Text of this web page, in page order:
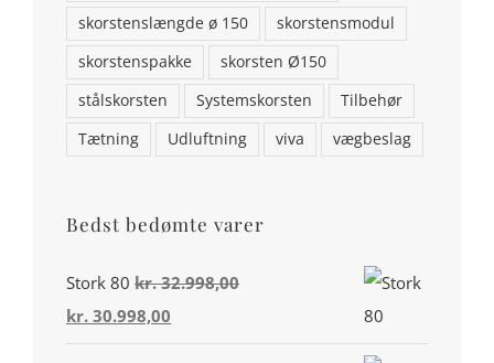
skorstenslængde ø 150
skorstensmodul
skorstenspakke
skorsten Ø150
stålskorsten
Systemskorsten
Tilbehør
Tætning
Udluftning viva vægbeslag
Bedst bedømte varer
Stork 80 kr.32.998,00
Den
oprindelige
kr. 30.998,00
aktuelle
Din konto
Miljø & Ansvarlighed